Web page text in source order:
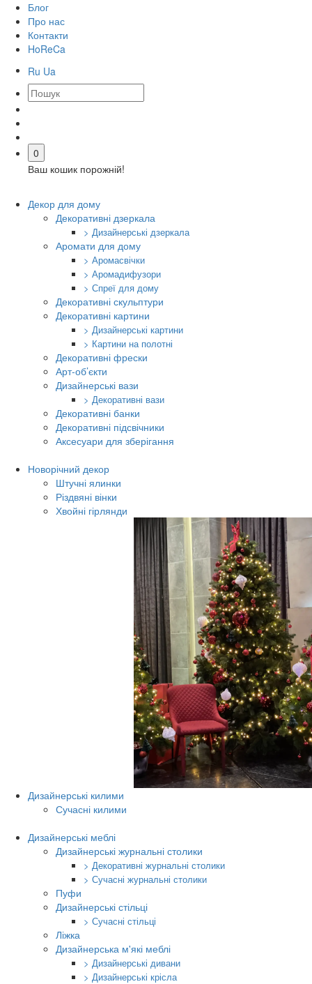
Блог
Про нас
Контакти
HoReCa
Ru Ua
0
Ваш кошик порожній!
Декор для дому
Декоративні дзеркала
> Дизайнерські дзеркала
Аромати для дому
> Аромасвічки
> Аромадифузори
> Спреї для дому
Декоративні скульптури
Декоративні картини
> Дизайнерські картини
> Картини на полотні
Декоративні фрески
Арт-об’єкти
Дизайнерські вази
> Декоративні вази
Декоративні банки
Декоративні підсвічники
Аксесуари для зберігання
Новорічний декор
Штучні ялинки
Різдвяні вінки
Хвойні гірлянди
Дизайнерські килими
Сучасні килими
Дизайнерські меблі
Дизайнерські журнальні столики
> Декоративні журнальні столики
> Сучасні журнальні столики
Пуфи
Дизайнерські стільці
> Сучасні стільці
Ліжка
Дизайнерська м'які меблі
> Дизайнерські дивани
> Дизайнерські крісла